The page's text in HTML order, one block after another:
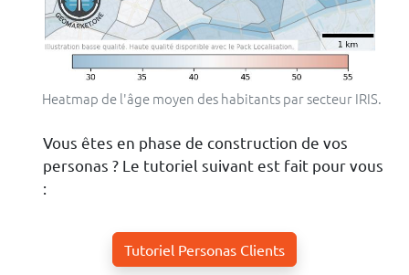
Heatmap de l'âge moyen des habitants par secteur IRIS.
Vous êtes en phase de construction de vos
personas ? Le tutoriel suivant est fait pour vous
:
Tutoriel Personas Clients